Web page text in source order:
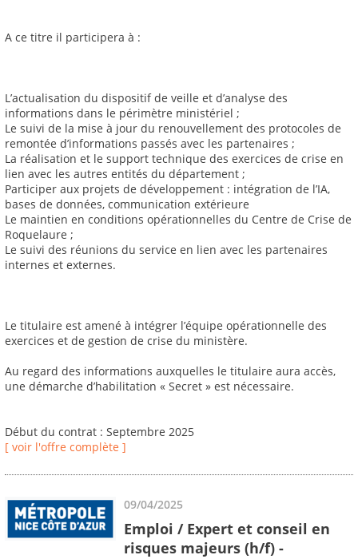
A ce titre il participera à :
L’actualisation du dispositif de veille et d’analyse des
informations dans le périmètre ministériel ;
Le suivi de la mise à jour du renouvellement des protocoles de
remontée d’informations passés avec les partenaires ;
La réalisation et le support technique des exercices de crise en
lien avec les autres entités du département ;
Participer aux projets de développement : intégration de l’IA,
bases de données, communication extérieure
Le maintien en conditions opérationnelles du Centre de Crise de
Roquelaure ;
Le suivi des réunions du service en lien avec les partenaires
internes et externes.
Le titulaire est amené à intégrer l’équipe opérationnelle des
exercices et de gestion de crise du ministère.
Au regard des informations auxquelles le titulaire aura accès,
une démarche d’habilitation « Secret » est nécessaire.
Début du contrat : Septembre 2025
[ voir l'offre complète ]
09/04/2025
Emploi / Expert et conseil en
risques majeurs (h/f) -